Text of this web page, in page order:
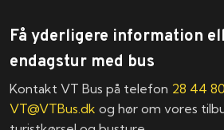
Få yderligere information
endagstur med bus
Kontakt VT Bus på telefon 28 44
VT@VTBus.dk og hør om vores